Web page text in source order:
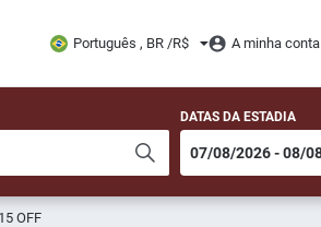
Português , BR /R$ A minha conta
DATAS DA ESTADIA
OFF